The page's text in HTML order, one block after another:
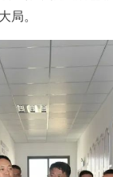
局。